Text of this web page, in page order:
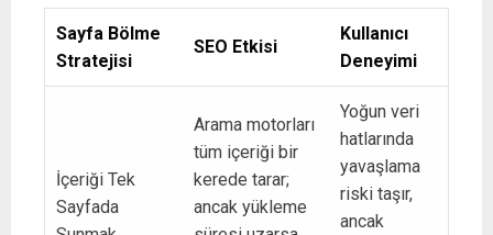
Sayfa Bölme
Stratejisi
SEO Etkisi
Kullanıcı
Deneyimi
İçeriği Tek
Sayfada
Arama motorları
tüm içeriği bir
kerede tarar;
ancak yükleme
Yoğun veri
hatlarında
yavaşlama
riski taşır,
ancak